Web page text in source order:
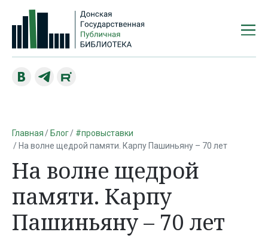
Главная Блог
#провыставки
На волне щедрой памяти. Карпу Пашиньяну – 70 лет
На волне щедрой
памяти. Карпу
Пашиньяну – 70 лет